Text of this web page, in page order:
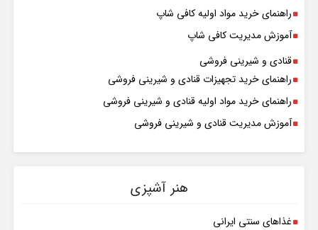
راهنمای خرید مواد اولیه کافی‌ شاپ‌
آموزش مدیریت کافی شاپ
قنادی و شیرینی فروشی
راهنمای خرید تجهیزات قنادی و شیرینی فروشی
راهنمای خرید مواد اولیه قنادی و شیرینی فروشی
آموزش مدیریت قنادی و شیرینی فروشی
هنر آشپزی
غذاهای سنتی ایرانی